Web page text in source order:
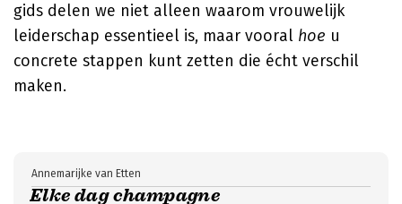
gids delen we niet alleen waarom vrouwelijk
leiderschap essentieel is, maar vooral hoe u
concrete stappen kunt zetten die écht verschil
maken.
Elke dag champagne
Annemarijke van Etten